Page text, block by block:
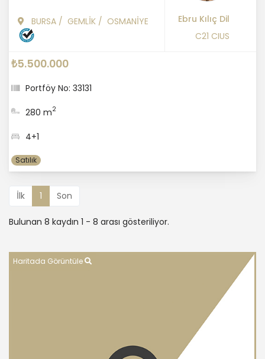
BURSA / GEMLİK / OSMANİYE
Ebru Kılıç Dil
C21 CIUS
₺5.500.000
Portföy No: 33131
280 m2
4+1
Satılık
İlk 1 Son
Bulunan 8 kaydın 1 - 8 arası gösteriliyor.
Haritada Görüntüle